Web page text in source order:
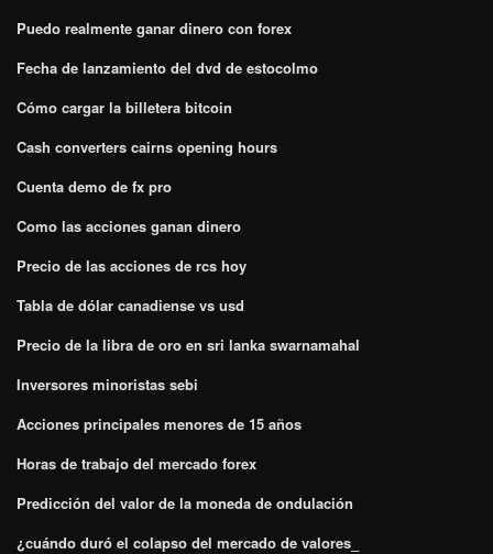
Puedo realmente ganar dinero con forex
Fecha de lanzamiento del dvd de estocolmo
Cómo cargar la billetera bitcoin
Cash converters cairns opening hours
Cuenta demo de fx pro
Como las acciones ganan dinero
Precio de las acciones de rcs hoy
Tabla de dólar canadiense vs usd
Precio de la libra de oro en sri lanka swarnamahal
Inversores minoristas sebi
Acciones principales menores de 15 años
Horas de trabajo del mercado forex
Predicción del valor de la moneda de ondulación
¿cuándo duró el colapso del mercado de valores_